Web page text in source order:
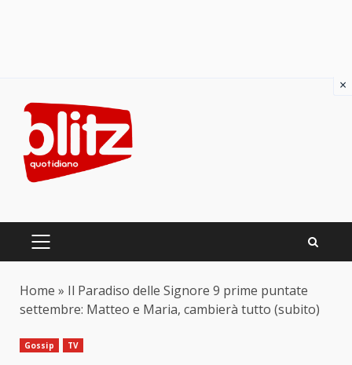
content
PRIMARY
Home » Il Paradiso delle Signore 9 prime puntate
settembre: Matteo e Maria, cambierà tutto (subito)
Gossip TV
×